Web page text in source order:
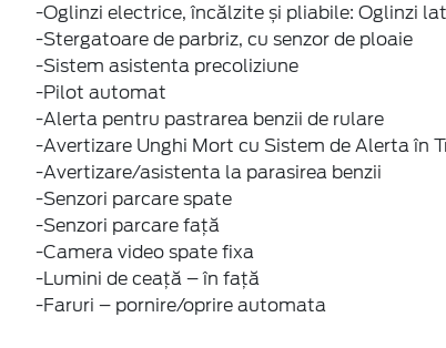
-Oglinzi electrice, încălzite și pliabile: Oglinzi
-Stergatoare de parbriz, cu senzor de ploaie
-Sistem asistenta precoliziune
-Pilot automat
-Alerta pentru pastrarea benzii de rulare
-Avertizare Unghi Mort cu Sistem de Alerta în
-Avertizare/asistenta la parasirea benzii
-Senzori parcare spate
-Senzori parcare față
-Camera video spate fixa
-Lumini de ceață – în față
-Faruri – pornire/oprire automata